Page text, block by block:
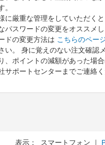
。
に厳重な管理をしていただく
パスワードの変更をオススメ
ドの変更方法は こちらのペー
い。 身に覚えのない注文確認
、ポイントの減額があった場
サポートセンターまでご連絡
表示： スマートフォン ｜